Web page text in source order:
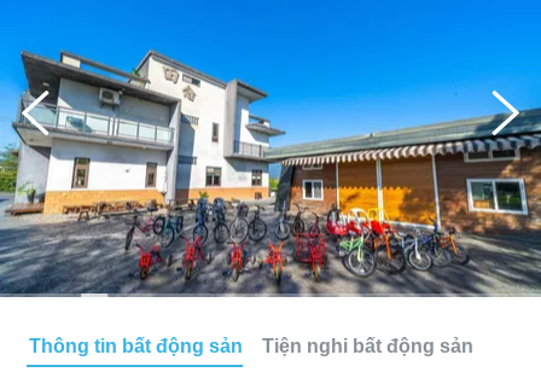
Thông tin bất động sản Tiện nghi bất động sản